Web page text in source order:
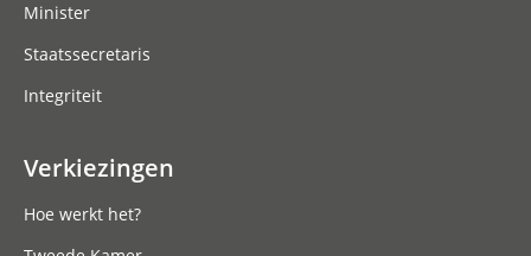
Minister
Staatssecretaris
Integriteit
Verkiezingen
Hoe werkt het?